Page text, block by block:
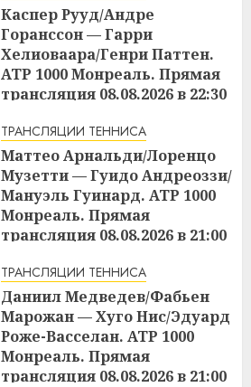
Каспер Рууд/Андре
Горанссон — Гарри
Хелиоваара/Генри Паттен.
ATP 1000 Монреаль. Прямая
трансляция 08.08.2026 в 22:30
ТРАНСЛЯЦИИ ТЕННИСА
Маттео Арнальди/Лоренцо
Музетти — Гуидо Андреоззи/
Мануэль Гуинард. ATP 1000
Монреаль. Прямая
трансляция 08.08.2026 в 21:00
ТРАНСЛЯЦИИ ТЕННИСА
Даниил Медведев/Фабьен
Марожан — Хуго Нис/Эдуард
Роже-Васселан. ATP 1000
Монреаль. Прямая
трансляция 08.08.2026 в 21:00